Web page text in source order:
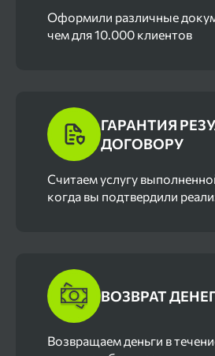
Оформили различные
чем для 10.000 клиентов
ГАРАНТИЯ
ДОГОВОРУ
Cчитаем услугу
когда вы подтвердили
ВОЗВРАТ
Возвращаем деньги в